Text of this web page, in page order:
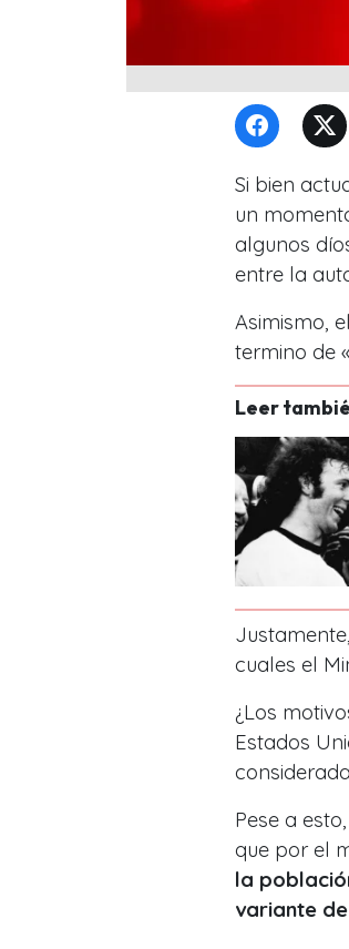
Si bien
un
algunos
entre la
Asimismo,
termino de
Leer
cuales el
¿Los
Estados
Pese a
que por el
la
variante de